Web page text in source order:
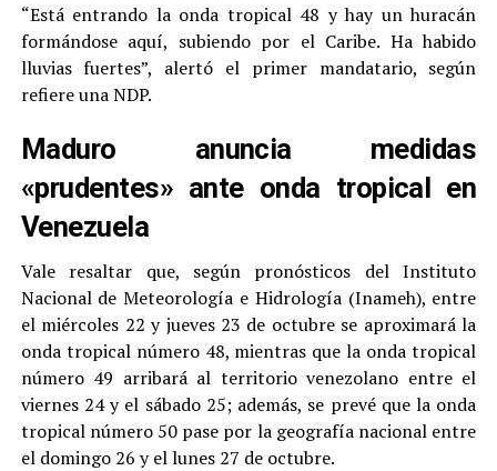
“Está entrando la onda tropical 48 y hay un huracán
formándose aquí, subiendo por el Caribe. Ha habido
lluvias fuertes”, alertó el primer mandatario, según
refiere una NDP.
Maduro anuncia medidas
«prudentes» ante onda tropical en
Venezuela
Vale resaltar que, según pronósticos del Instituto
Nacional de Meteorología e Hidrología (Inameh), entre
el miércoles 22 y jueves 23 de octubre se aproximará la
onda tropical número 48, mientras que la onda tropical
número 49 arribará al territorio venezolano entre el
viernes 24 y el sábado 25; además, se prevé que la onda
tropical número 50 pase por la geografía nacional entre
el domingo 26 y el lunes 27 de octubre.